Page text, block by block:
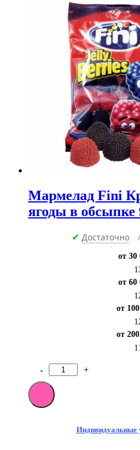
Мармелад Fini
ягоды в обсыпке
✔ Достаточно
от 30
от 60
от
от
Количество
товара
Мармелад
Fini
- +
Индивидуальные